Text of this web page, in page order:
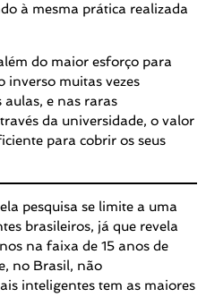
à mesma prática realizada
do maior esforço para
inverso muitas vezes
e nas raras
da universidade, o valor
para cobrir os seus
pesquisa se limite a uma
brasileiros, já que revela
na faixa de 15 anos de
no Brasil, não
inteligentes tem as maiores